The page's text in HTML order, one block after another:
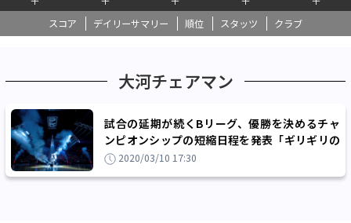
スコア デイリーサマリー 順位 スタッツ クラブ
大河チェアマン
試合の延期が続くBリーグ、優勝を決めるチャ
ンピオンシップの短縮日程を発表「ギリギリの
後ろ倒し」
2020/03/10 17:30